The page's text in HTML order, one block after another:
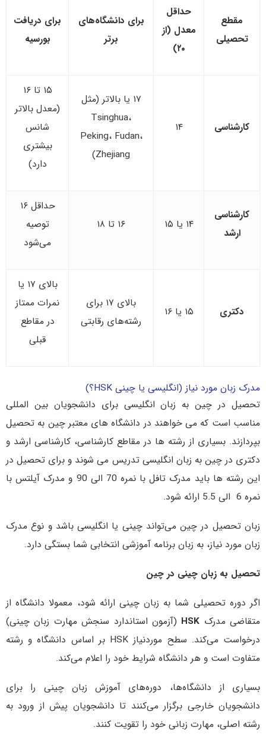
مقطع
تحصیلی
حداقل
معدل (از
۲۰)
برای دانشگاه‌های
برتر
برای دریافت
بورسیه
کارشناسی ۱۴
۱۷ یا بالاتر (مثل
Tsinghua،
Peking، Fudan،
Zhejiang)
۱۵ تا ۱۶
(معدل بالاتر
شانس
بیشتری
دارد)
کارشناسی
ارشد
۱۴ یا ۱۵ ۱۶ تا ۱۸
حداقل ۱۶
توصیه
می‌شود
دکتری ۱۵ یا ۱۶
بالای ۱۷ برای
رشته‌های رقابتی
بالای ۱۷ یا
نمرات ممتاز
در مقاطع
قبلی
مدرک زبان مورد نیاز (انگلیسی یا چینی HSK؟)
تحصیل در چین به زبان انگلیسی برای دانشجویان بین المللی
مناسب است که می خواهند در دانشگاه های معتبر چین به تحصیل
بپردازند. بسیاری از رشته ها در مقاطع کارشناسی، کارشناسی ارشد و
دکتری در چین به زبان انگلیسی تدریس می شوند و برای تحصیل در
این رشته ها باید مدرک تافل با نمره 70 الی 90 و مدرک آیلتس با
نمره 6 الی 5.5 ارائه شود.
زبان تحصیل در چین می‌تواند چینی یا انگلیسی باشد و نوع مدرک
زبان مورد نیاز، به زبان برنامه آموزشی انتخابی شما بستگی دارد.
تحصیل به زبان چینی در چین
اگر دوره تحصیلی شما به زبان چینی ارائه شود، معمولا دانشگاه از
متقاضی مدرک HSK (آزمون استاندارد سنجش مهارت زبان چینی)
درخواست می‌کند. سطح موردنیاز HSK بر اساس دانشگاه و رشته
متفاوت است و هر دانشگاه شرایط خود را اعلام می‌کند.
بسیاری از دانشگاه‌ها، دوره‌های آموزش زبان چینی را برای
دانشجویان خارجی برگزار می‌کنند تا دانشجویان پیش از ورود به
رشته اصلی، مهارت زبانی خود را تقویت کنند.